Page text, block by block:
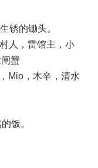
锈的锄头。
人，雷馆主，小
蟹
Mio，木辛，清水
饭。